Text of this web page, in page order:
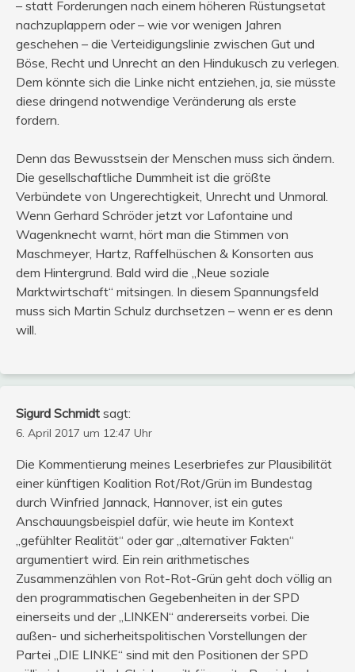
– statt Forderungen nach einem höheren Rüstungsetat
nachzuplappern oder – wie vor wenigen Jahren
geschehen – die Verteidigungslinie zwischen Gut und
Böse, Recht und Unrecht an den Hindukusch zu verlegen.
Dem könnte sich die Linke nicht entziehen, ja, sie müsste
diese dringend notwendige Veränderung als erste
fordern.
Denn das Bewusstsein der Menschen muss sich ändern.
Die gesellschaftliche Dummheit ist die größte
Verbündete von Ungerechtigkeit, Unrecht und Unmoral.
Wenn Gerhard Schröder jetzt vor Lafontaine und
Wagenknecht warnt, hört man die Stimmen von
Maschmeyer, Hartz, Raffelhüschen & Konsorten aus
dem Hintergrund. Bald wird die „Neue soziale
Marktwirtschaft“ mitsingen. In diesem Spannungsfeld
muss sich Martin Schulz durchsetzen – wenn er es denn
will.
Sigurd Schmidt sagt:
6. April 2017 um 12:47 Uhr
Die Kommentierung meines Leserbriefes zur Plausibilität
einer künftigen Koalition Rot/Rot/Grün im Bundestag
durch Winfried Jannack, Hannover, ist ein gutes
Anschauungsbeispiel dafür, wie heute im Kontext
„gefühlter Realität“ oder gar „alternativer Fakten“
argumentiert wird. Ein rein arithmetisches
Zusammenzählen von Rot-Rot-Grün geht doch völlig an
den programmatischen Gegebenheiten in der SPD
einerseits und der „LINKEN“ andererseits vorbei. Die
außen- und sicherheitspolitischen Vorstellungen der
Partei „DIE LINKE“ sind mit den Positionen der SPD